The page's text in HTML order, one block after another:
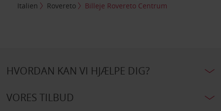
Italien
Rovereto Billeje Rovereto Centrum
HVORDAN KAN VI HJÆLPE DIG?
VORES TILBUD